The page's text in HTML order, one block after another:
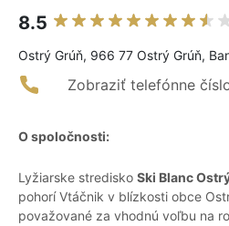
8.5
Ostrý Grúň, 966 77 Ostrý Grúň,
Zobraziť telefónne
O spoločnosti:
Lyžiarske stredisko Ski Blanc
pohorí Vtáčnik v blízkosti obce
považované za vhodnú voľbu na